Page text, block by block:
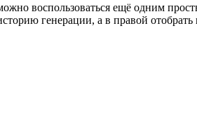
воспользоваться ещё одним
генерации, а в правой